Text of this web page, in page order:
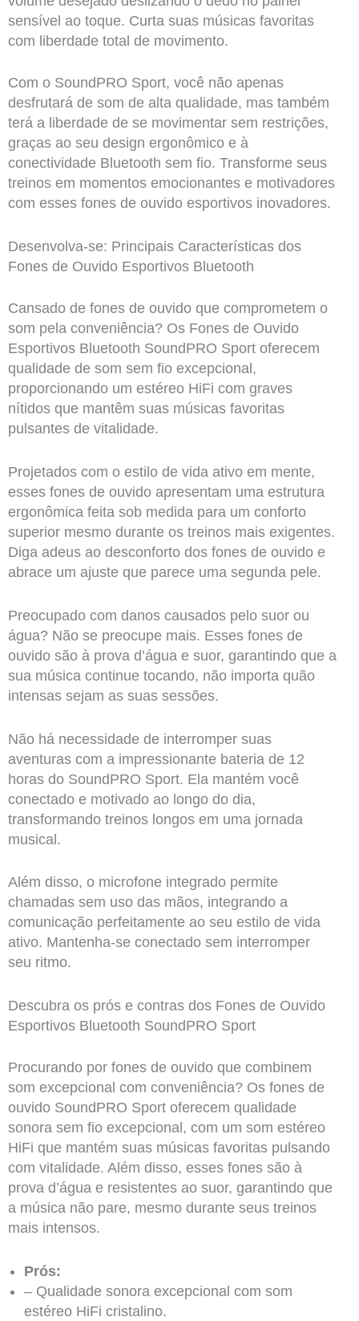
sensível ao toque. Curta suas músicas favoritas
com liberdade total de movimento.
Com o SoundPRO Sport, você não apenas
desfrutará de som de alta qualidade, mas também
terá a liberdade de se movimentar sem restrições,
graças ao seu design ergonômico e à
conectividade Bluetooth sem fio. Transforme seus
treinos em momentos emocionantes e motivadores
com esses fones de ouvido esportivos inovadores.
Desenvolva-se: Principais Características dos
Fones de Ouvido Esportivos Bluetooth
Cansado de fones de ouvido que comprometem o
som pela conveniência? Os Fones de Ouvido
Esportivos Bluetooth SoundPRO Sport oferecem
qualidade de som sem fio excepcional,
proporcionando um estéreo HiFi com graves
nítidos que mantêm suas músicas favoritas
pulsantes de vitalidade.
Projetados com o estilo de vida ativo em mente,
esses fones de ouvido apresentam uma estrutura
ergonômica feita sob medida para um conforto
superior mesmo durante os treinos mais exigentes.
Diga adeus ao desconforto dos fones de ouvido e
abrace um ajuste que parece uma segunda pele.
Preocupado com danos causados pelo suor ou
água? Não se preocupe mais. Esses fones de
ouvido são à prova d’água e suor, garantindo que a
sua música continue tocando, não importa quão
intensas sejam as suas sessões.
Não há necessidade de interromper suas
aventuras com a impressionante bateria de 12
horas do SoundPRO Sport. Ela mantém você
conectado e motivado ao longo do dia,
transformando treinos longos em uma jornada
musical.
Além disso, o microfone integrado permite
chamadas sem uso das mãos, integrando a
comunicação perfeitamente ao seu estilo de vida
ativo. Mantenha-se conectado sem interromper
seu ritmo.
Descubra os prós e contras dos Fones de Ouvido
Esportivos Bluetooth SoundPRO Sport
Procurando por fones de ouvido que combinem
som excepcional com conveniência? Os fones de
ouvido SoundPRO Sport oferecem qualidade
sonora sem fio excepcional, com um som estéreo
HiFi que mantém suas músicas favoritas pulsando
com vitalidade. Além disso, esses fones são à
prova d’água e resistentes ao suor, garantindo que
a música não pare, mesmo durante seus treinos
mais intensos.
Prós:
– Qualidade sonora excepcional com som
estéreo HiFi cristalino.